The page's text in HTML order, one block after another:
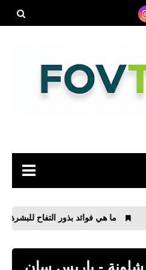
مواقع
ما هي فوائد بذور التفاح للبشرة
- باريس سان